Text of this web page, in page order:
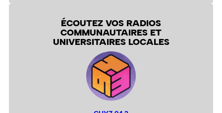
ÉCOUTEZ VOS RADIOS
COMMUNAUTAIRES ET
UNIVERSITAIRES LOCALES